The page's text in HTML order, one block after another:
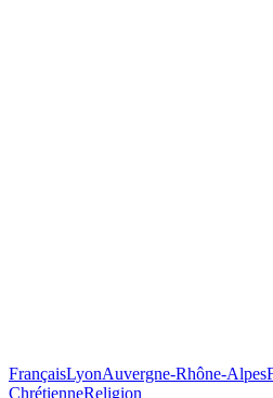
FrançaisLyonAuvergne-Rhône-Alpes
ChrétienneReligion